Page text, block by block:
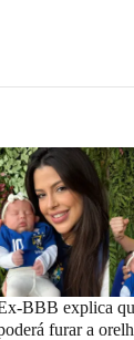
BBB explica
furar a